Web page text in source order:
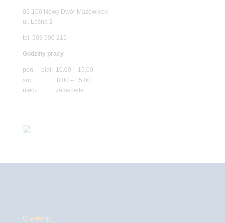
05-100 Nowy Dwór Mazowiecki
ul. Leśna 2
tel. 503 900 215
Godziny pracy
pon. – piąt. 10.00 – 19.00
sob. 8.00 – 15.00
niedz. zamknięte
O witrynie